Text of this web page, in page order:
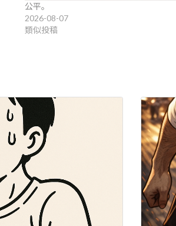
公平。
2026-08-07
類似投稿